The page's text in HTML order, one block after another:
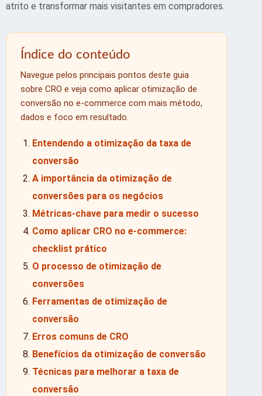
atrito e transformar mais visitantes em compradores.
Índice do conteúdo
Navegue pelos principais pontos deste guia
sobre CRO e veja como aplicar otimização de
conversão no e-commerce com mais método,
dados e foco em resultado.
Entendendo a otimização da taxa de
conversão
A importância da otimização de
conversões para os negócios
Métricas-chave para medir o sucesso
Como aplicar CRO no e-commerce:
checklist prático
O processo de otimização de
conversões
Ferramentas de otimização de
conversão
Erros comuns de CRO
Benefícios da otimização de conversão
Técnicas para melhorar a taxa de
conversão